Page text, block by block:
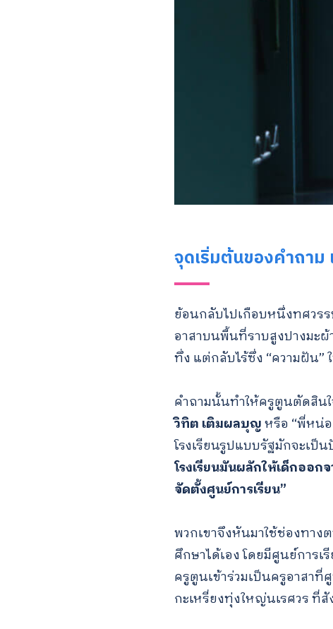
จุดเริ่มต้นของคำถาม
ย้อนกลับไปเกือบหนึ่งทศวร
อาสาบนพื้นที่ราบสูงปางมะ
ทึ่ง แต่กลับไร้ซึ่ง “ความฝัน”
คำถามนั้นทำให้ครูตูนตัดสินใ
วิทิต เติมผลบุญหรือ “พี่หน่
โรงเรียนรูปแบบรัฐมักจะเ
โรงเรียนมันผลักให้เด็กออก
จัดตั้งศูนย์การเรียน”
พวกเขาจึงหันมาใช้ช่องทาง
ศึกษาได้เอง โดยมีศูนย์การ
ครูตูนเข้าร่วมเป็นครูอาสาที่
กะเหรี่ยงทุ่งใหญ่นเรศวร ที่